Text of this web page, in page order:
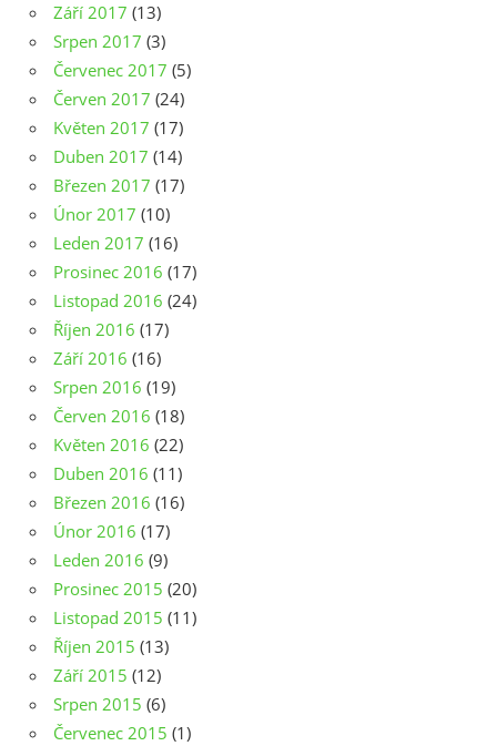
Září 2017 (13)
Srpen 2017 (3)
Červenec 2017 (5)
Červen 2017 (24)
Květen 2017 (17)
Duben 2017 (14)
Březen 2017 (17)
Únor 2017 (10)
Leden 2017 (16)
Prosinec 2016 (17)
Listopad 2016 (24)
Říjen 2016 (17)
Září 2016 (16)
Srpen 2016 (19)
Červen 2016 (18)
Květen 2016 (22)
Duben 2016 (11)
Březen 2016 (16)
Únor 2016 (17)
Leden 2016 (9)
Prosinec 2015 (20)
Listopad 2015 (11)
Říjen 2015 (13)
Září 2015 (12)
Srpen 2015 (6)
Červenec 2015 (1)